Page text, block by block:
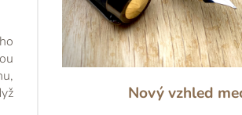
Známky na dopis
konstatovat, že
přáním mnoha
výrobku. Slovy
zkusil napsat prvních🧡
píše.
překrásně udělaný
Pěkný den a přeji
dneska budu mít.
rychlou a
Krasne svatky
ho
Tímto mailem bych
v televizi,
Nový vzhled